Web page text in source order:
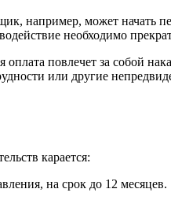
например, может начать
необходимо
повлечет за собой
или другие
карается:
на срок до 12 месяцев.